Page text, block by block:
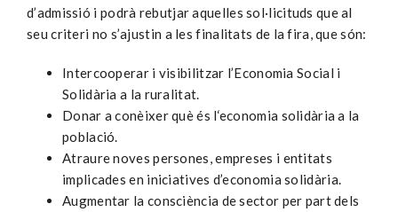
d’admissió i podrà rebutjar aquelles sol·licituds que al
seu criteri no s’ajustin a les finalitats de la fira, que són:
Intercooperar i visibilitzar l’Economia Social i
Solidària a la ruralitat.
Donar a conèixer què és l‘economia solidària a la
població.
Atraure noves persones, empreses i entitats
implicades en iniciatives d’economia solidària.
Augmentar la consciència de sector per part dels